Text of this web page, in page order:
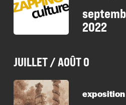
2022
JUILLET / AOÛT 0
exposition